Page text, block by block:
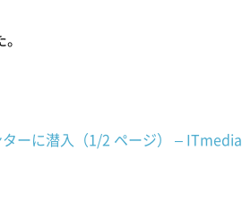
ーに潜入（1/2 ページ） – ITmedia